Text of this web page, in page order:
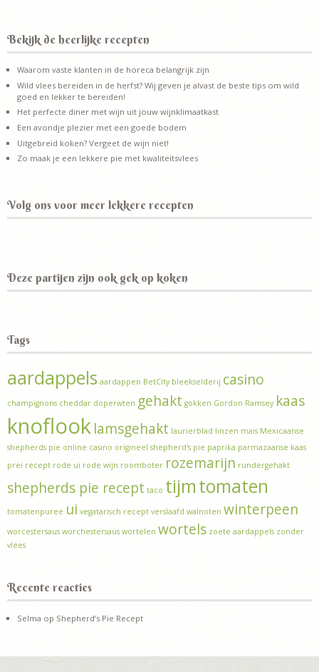
Bekijk de heerlijke recepten
Waarom vaste klanten in de horeca belangrijk zijn
Wild vlees bereiden in de herfst? Wij geven je alvast de beste tips om wild
goed en lekker te bereiden!
Het perfecte diner met wijn uit jouw wijnklimaatkast
Een avondje plezier met een goede bodem
Uitgebreid koken? Vergeet de wijn niet!
Zo maak je een lekkere pie met kwaliteitsvlees
Volg ons voor meer lekkere recepten
Deze partijen zijn ook gek op koken
Tags
aardappels aardappen BetCity bleekselderij casino
champignons cheddar doperwten gehakt gokken Gordon Ramsey kaas
knoflooklamsgehakt laurierblad linzen mais Mexicaanse
shepherds pie online casino origineel shepherd's pie paprika parmazaanse kaas
prei recept rode ui rode wijn roomboter rozemarijn rundergehakt
shepherds pie recept taco tijmtomaten
tomatenpuree ui vegatarisch recept verslaafd walnoten winterpeen
worcestersaus worchestersaus wortelen wortels zoete aardappels zonder
vlees
Recente reacties
Selma op Shepherd’s Pie Recept